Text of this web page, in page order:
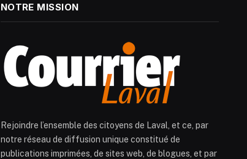
NOTRE MISSION
Rejoindre l’ensemble des citoyens de Laval, et ce, par
notre réseau de diffusion unique constitué de
publications imprimées, de sites web, de blogues, et par